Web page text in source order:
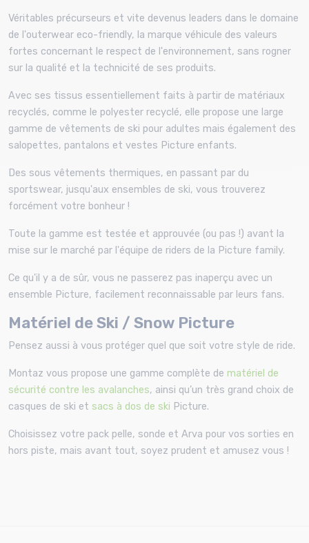
Véritables précurseurs et vite devenus leaders dans le domaine
de l'outerwear eco-friendly, la marque véhicule des valeurs
fortes concernant le respect de l'environnement, sans rogner
sur la qualité et la technicité de ses produits.
Avec ses tissus essentiellement faits à partir de matériaux
recyclés, comme le polyester recyclé, elle propose une large
gamme de vêtements de ski pour adultes mais également des
salopettes, pantalons et vestes Picture enfants.
Des sous vêtements thermiques, en passant par du
sportswear, jusqu'aux ensembles de ski, vous trouverez
forcément votre bonheur !
Toute la gamme est testée et approuvée (ou pas !) avant la
mise sur le marché par l'équipe de riders de la Picture family.
Ce qu'il y a de sûr, vous ne passerez pas inaperçu avec un
ensemble Picture, facilement reconnaissable par leurs fans.
Matériel de Ski / Snow Picture
Pensez aussi à vous protéger quel que soit votre style de ride.
Montaz vous propose une gamme complète de matériel de
sécurité contre les avalanches, ainsi qu’un très grand choix de
casques de ski et sacs à dos de ski Picture.
Choisissez votre pack pelle, sonde et Arva pour vos sorties en
hors piste, mais avant tout, soyez prudent et amusez vous !